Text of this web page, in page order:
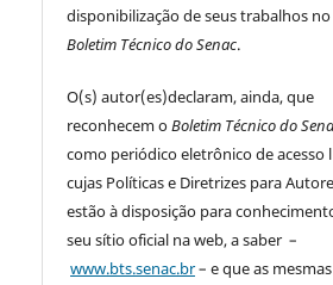
disponibilização de seus trabalhos no
Boletim Técnico do Senac.
O(s) autor(es)declaram, ainda, que
reconhecem oBoletim Técnico do
como periódico eletrônico de acesso
cujas Políticas e Diretrizes para
estão à disposição para
seu sítio oficial na web, a saber –
www.bts.senac.br– e que as mesmas